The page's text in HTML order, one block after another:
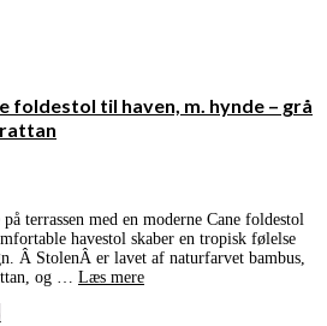
foldestol til haven, m. hynde – grå
terrassen med en moderne Cane foldestol
havestol skaber en tropisk følelse
Â StolenÂ er lavet af naturfarvet bambus,
og … Læs mere